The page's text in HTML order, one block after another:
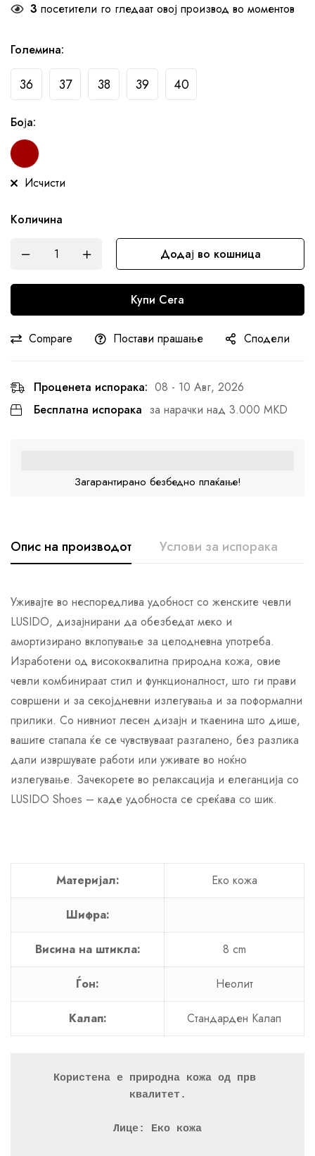
3 посетители го гледаат овој производ во моментов
Големина:
36 37 38 39 40
Боја:
Исчисти
Количина
Додај во кошница
Купи Сега
Compare Постави прашање Сподели
Проценета испорака: 08 - 10 Авг, 2026
Бесплатна испорака за нарачки над 3.000 MKD
Загарантирано безбедно плаќање!
Опис на производот Услови за испорака
Уживајте во неспоредлива удобност со женските чевли
LUSIDO, дизајнирани да обезбедат меко и
амортизирано вклопување за целодневна употреба.
Изработени од висококвалитна природна кожа, овие
чевли комбинираат стил и функционалност, што ги прави
совршени и за секојдневни излегувања и за поформални
прилики. Со нивниот лесен дизајн и ткаенина што дише,
вашите стапала ќе се чувствуваат разгалено, без разлика
дали извршувате работи или уживате во ноќно
излегување. Зачекорете во релаксација и елеганција со
LUSIDO Shoes – каде удобноста се среќава со шик.
Материјал: Еко кожа
Шифра:
Висина на штикла: 8 cm
Ѓон: Неолит
Калап: Стандарден Калап
Користена е природна кожа од прв
квалитет.
Лице: Еко кожа